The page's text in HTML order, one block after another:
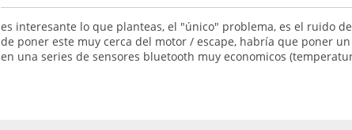
es interesante lo que planteas, el "único" problema, es el ruido
de poner este muy cerca del motor / escape, habría que poner
en una series de sensores bluetooth muy economicos